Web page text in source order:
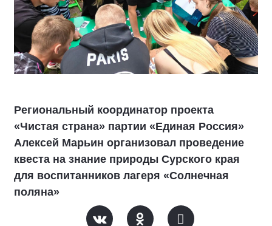
Региональный координатор проекта
«Чистая страна» партии «Единая Россия»
Алексей Марьин организовал проведение
квеста на знание природы Сурского края
для воспитанников лагеря «Солнечная
поляна»